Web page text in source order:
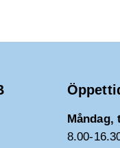
Måndag,
8.00-